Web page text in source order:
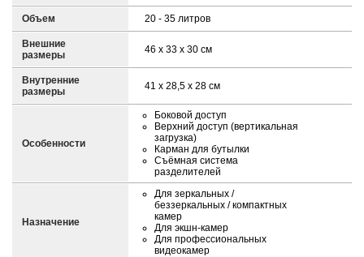
Объем 20 - 35 литров
Внешние
размеры
46 x 33 x 30 см
Внутренние
размеры
41 x 28,5 x 28 см
Особенности
Боковой доступ
Верхний доступ (вертикальная
загрузка)
Карман для бутылки
Съёмная система
разделителей
Назначение
Для зеркальных /
беззеркальных / компактных
камер
Для экшн-камер
Для профессиональных
видеокамер